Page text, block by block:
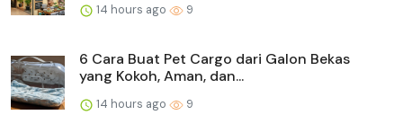
14 hours ago 9
6 Cara Buat Pet Cargo dari Galon Bekas
yang Kokoh, Aman, dan...
14 hours ago 9